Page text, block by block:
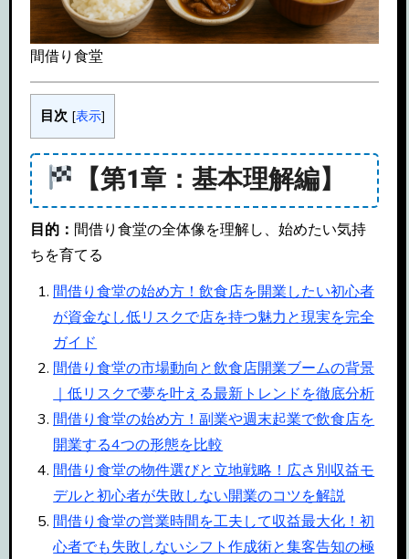
間借り食堂
目次 [表示]
【第1章：基本理解編】
目的： 間借り食堂の全体像を理解し、始めたい気持
ちを育てる
間借り食堂の始め方！飲食店を開業したい初心者
が資金なし低リスクで店を持つ魅力と現実を完全
ガイド
間借り食堂の市場動向と飲食店開業ブームの背景
｜低リスクで夢を叶える最新トレンドを徹底分析
間借り食堂の始め方！副業や週末起業で飲食店を
開業する4つの形態を比較
間借り食堂の物件選びと立地戦略！広さ別収益モ
デルと初心者が失敗しない開業のコツを解説
間借り食堂の営業時間を工夫して収益最大化！初
心者でも失敗しないシフト作成術と集客告知の極